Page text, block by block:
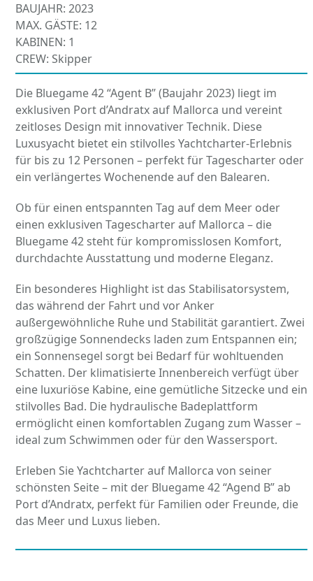
BAUJAHR: 2023
MAX. GÄSTE: 12
KABINEN: 1
CREW: Skipper
Die Bluegame 42 “Agent B” (Baujahr 2023) liegt im
exklusiven Port d’Andratx auf Mallorca und vereint
zeitloses Design mit innovativer Technik. Diese
Luxusyacht bietet ein stilvolles Yachtcharter-Erlebnis
für bis zu 12 Personen – perfekt für Tagescharter oder
ein verlängertes Wochenende auf den Balearen.
Ob für einen entspannten Tag auf dem Meer oder
einen exklusiven Tagescharter auf Mallorca – die
Bluegame 42 steht für kompromisslosen Komfort,
durchdachte Ausstattung und moderne Eleganz.
Ein besonderes Highlight ist das Stabilisatorsystem,
das während der Fahrt und vor Anker
außergewöhnliche Ruhe und Stabilität garantiert. Zwei
großzügige Sonnendecks laden zum Entspannen ein;
ein Sonnensegel sorgt bei Bedarf für wohltuenden
Schatten. Der klimatisierte Innenbereich verfügt über
eine luxuriöse Kabine, eine gemütliche Sitzecke und ein
stilvolles Bad. Die hydraulische Badeplattform
ermöglicht einen komfortablen Zugang zum Wasser –
ideal zum Schwimmen oder für den Wassersport.
Erleben Sie Yachtcharter auf Mallorca von seiner
schönsten Seite – mit der Bluegame 42 “Agend B” ab
Port d’Andratx, perfekt für Familien oder Freunde, die
das Meer und Luxus lieben.